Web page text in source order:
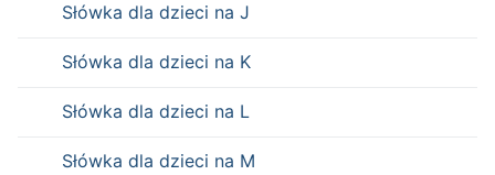
Słówka dla dzieci na J
Słówka dla dzieci na K
Słówka dla dzieci na L
Słówka dla dzieci na M